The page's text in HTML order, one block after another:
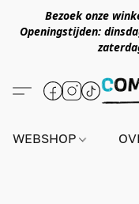
Bezoek onze
Openingstijden:
WEBSHOP